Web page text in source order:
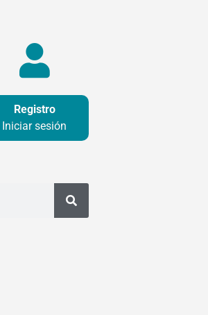
Registro
Iniciar sesión